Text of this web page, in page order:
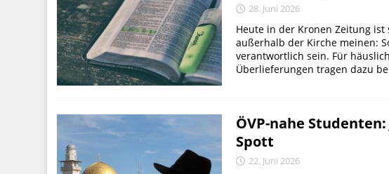
28. Juni 2026
Heute in der Kronen Zeitung
außerhalb der Kirche meinen:
verantwortlich sein. Für
Überlieferungen tragen dazu
ÖVP-nahe
Spott
22. Juni 2026